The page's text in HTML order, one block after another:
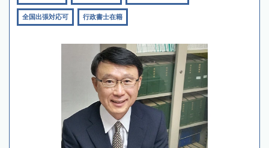
全国出張対応可 行政書士在籍